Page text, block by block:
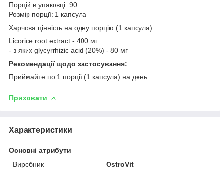
Порцій в упаковці: 90
Розмір порції: 1 капсула
Харчова цінність на одну порцію (1 капсула)
Licorice root extract - 400 мг
- з яких glycyrrhizic acid (20%) - 80 мг
Рекомендації щодо застосування:
Приймайте по 1 порції (1 капсула) на день.
Приховати
Характеристики
Основні атрибути
Виробник
OstroVit